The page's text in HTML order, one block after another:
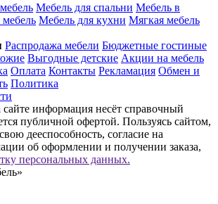
Мебель для спальни Мебель в
мебель Мебель для кухни Мягкая мебель
Распродажа мебели Бюджетные гостиные
Выгодные детские Акции на мебель
Оплата Контакты Рекламация Обмен и
Политика
сайте информация несёт справочный
публичной офертой. Пользуясь сайтом,
дееспособность, согласие на
об оформлении и получении заказа,
персональных данных.